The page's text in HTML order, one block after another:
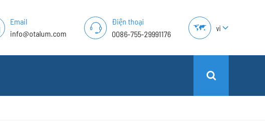
Email
info@otalum.com
Điện thoại
0086-755-29991176
vi